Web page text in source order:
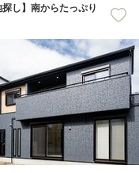
し】南からたっぷり